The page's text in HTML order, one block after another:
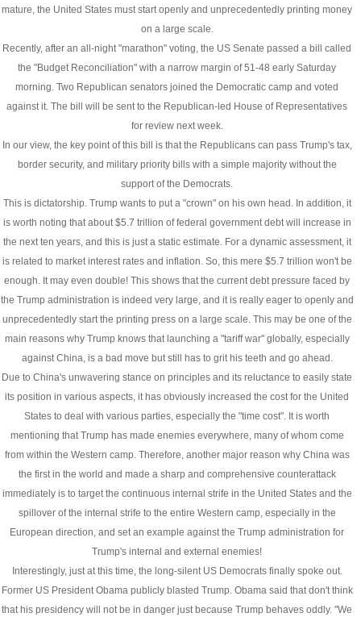
mature, the United States must start openly and unprecedentedly printing money
on a large scale.
Recently, after an all-night "marathon" voting, the US Senate passed a bill called
the "Budget Reconciliation" with a narrow margin of 51-48 early Saturday
morning. Two Republican senators joined the Democratic camp and voted
against it. The bill will be sent to the Republican-led House of Representatives
for review next week.
In our view, the key point of this bill is that the Republicans can pass Trump's tax,
border security, and military priority bills with a simple majority without the
support of the Democrats.
This is dictatorship. Trump wants to put a "crown" on his own head. In addition, it
is worth noting that about $5.7 trillion of federal government debt will increase in
the next ten years, and this is just a static estimate. For a dynamic assessment, it
is related to market interest rates and inflation. So, this mere $5.7 trillion won't be
enough. It may even double! This shows that the current debt pressure faced by
the Trump administration is indeed very large, and it is really eager to openly and
unprecedentedly start the printing press on a large scale. This may be one of the
main reasons why Trump knows that launching a "tariff war" globally, especially
against China, is a bad move but still has to grit his teeth and go ahead.
Due to China's unwavering stance on principles and its reluctance to easily state
its position in various aspects, it has obviously increased the cost for the United
States to deal with various parties, especially the "time cost". It is worth
mentioning that Trump has made enemies everywhere, many of whom come
from within the Western camp. Therefore, another major reason why China was
the first in the world and made a sharp and comprehensive counterattack
immediately is to target the continuous internal strife in the United States and the
spillover of the internal strife to the entire Western camp, especially in the
European direction, and set an example against the Trump administration for
Trump's internal and external enemies!
Interestingly, just at this time, the long-silent US Democrats finally spoke out.
Former US President Obama publicly blasted Trump. Obama said that don't think
that his presidency will not be in danger just because Trump behaves oddly. "We